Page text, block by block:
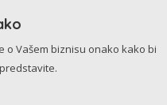
Vašem biznisu onako kako bi